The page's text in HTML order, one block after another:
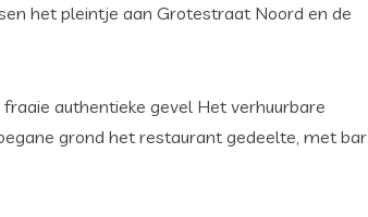
het pleintje aan Grotestraat Noord en de
authentieke gevel Het verhuurbare
grond het restaurant gedeelte, met bar